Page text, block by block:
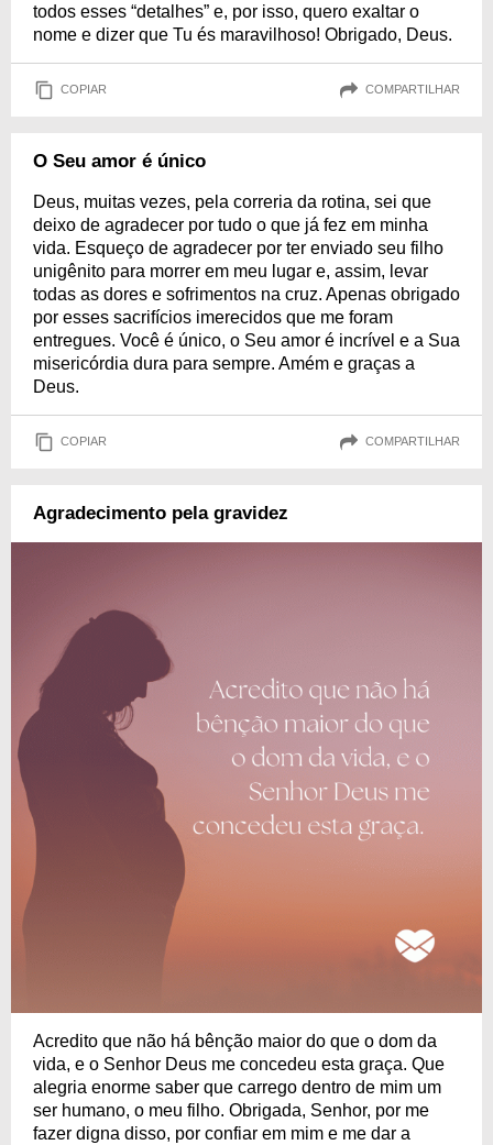
todos esses “detalhes” e, por isso, quero exaltar o
nome e dizer que Tu és maravilhoso! Obrigado, Deus.
COPIAR COMPARTILHAR
O Seu amor é único
Deus, muitas vezes, pela correria da rotina, sei que
deixo de agradecer por tudo o que já fez em minha
vida. Esqueço de agradecer por ter enviado seu filho
unigênito para morrer em meu lugar e, assim, levar
todas as dores e sofrimentos na cruz. Apenas obrigado
por esses sacrifícios imerecidos que me foram
entregues. Você é único, o Seu amor é incrível e a Sua
misericórdia dura para sempre. Amém e graças a
Deus.
COPIAR COMPARTILHAR
Agradecimento pela gravidez
Acredito que não há bênção maior do que o dom da
vida, e o Senhor Deus me concedeu esta graça. Que
alegria enorme saber que carrego dentro de mim um
ser humano, o meu filho. Obrigada, Senhor, por me
fazer digna disso, por confiar em mim e me dar a